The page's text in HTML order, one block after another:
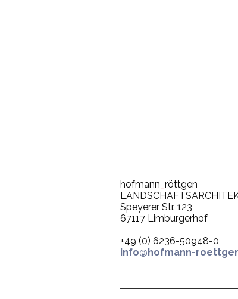
hofmann röttgen
Speyerer Str. 123
67117 Limburgerhof
+49 (0) 6236-50948-0
info@hofmann-